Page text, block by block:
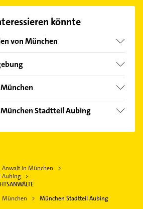
Sie alleKontaktdaten
könnte
von München
Stadtteil Aubing
Anwalt in München
Aubing
München München Stadtteil Aubing